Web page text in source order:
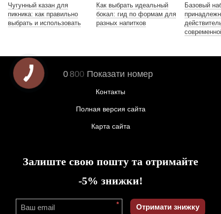
Чугунный казан для
пикника: как правильно
выбрать и использовать
Как выбрать идеальный
бокал: гид по формам для
разных напитков
Базовый
0 800 Показати номер
Контакты
Полная версия сайта
Карта сайта
Залиште свою пошту та отримайте
-5% знижки!
* Отримати знижку